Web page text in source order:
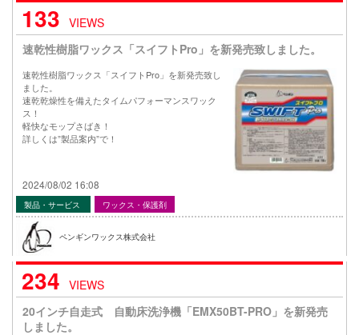
133 VIEWS
速乾性樹脂ワックス「スイフトPro」を新発売致しました。
速乾性樹脂ワックス「スイフトPro」を新発売致し
ました。
速乾乾燥性を備えたタイムパフォーマンスワック
ス！
軽快なモップさばき！
詳しくは”製品案内”で！
2024/08/02 16:08
製品・サービス ワックス・保護剤
ペンギンワックス株式会社
234 VIEWS
20インチ自走式 自動床洗浄機「EMX50BT-PRO」を新発売
しました。